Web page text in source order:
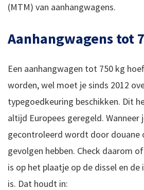
(MTM) van aanhangwagens.
Aanhangwagens tot
Een aanhangwagen tot 750 kg
worden, wel moet je sinds 2012
typegoedkeuring beschikken. Dit
altijd Europees geregeld.
gecontroleerd wordt door
gevolgen hebben. Check daarom
is op het plaatje op de dissel en
is. Dat houdt in: